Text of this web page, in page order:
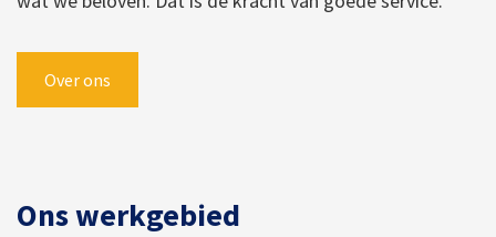
Over ons
Ons werkgebied